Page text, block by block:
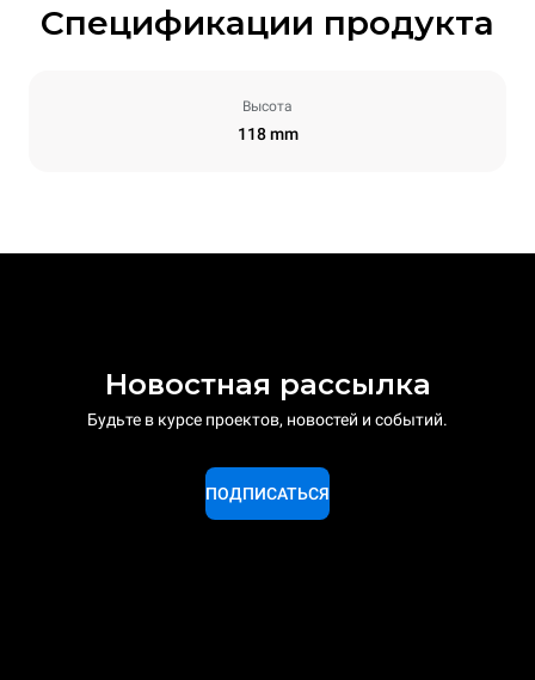
Спецификации продукта
Высота
118 mm
Новостная рассылка
Будьте в курсе проектов, новостей и событий.
ПОДПИСАТЬСЯ